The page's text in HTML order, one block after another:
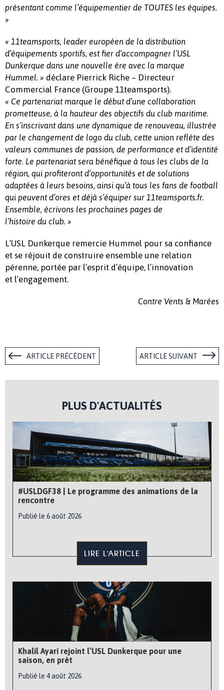
présentant comme l’équipementier de TOUTES les équipes.
»
« 11teamsports, leader européen de la distribution
d’équipements sportifs, est fier d’accompagner l’USL
Dunkerque dans une nouvelle ère avec la marque
Hummel. » déclare Pierrick Riche – Directeur
Commercial France (Groupe 11teamsports).
« Ce partenariat marque le début d’une collaboration
prometteuse, à la hauteur des objectifs du club maritime.
En s’inscrivant dans une dynamique de renouveau, illustrée
par le changement de logo du club, cette union reflète des
valeurs communes de passion, de performance et d’identité
forte. Le partenariat sera bénéfique à tous les clubs de la
région, qui profiteront d’opportunités et de solutions
adaptées à leurs besoins, ainsi qu’à tous les fans de football
qui peuvent d’ores et déjà s’équiper sur 11teamsports.fr.
Ensemble, écrivons les prochaines pages de
l’histoire du club. »
L’USL Dunkerque remercie Hummel pour sa confiance
et se réjouit de construire ensemble une relation
pérenne, portée par l’esprit d’équipe, l’innovation
et l’engagement.
Contre Vents & Marées
ARTICLE PRÉCÉDENT ARTICLE SUIVANT
PLUS D'ACTUALITÉS
#USLDGF38 | Le programme des animations de la
rencontre
Publié le 6 août 2026
LIRE L'ARTICLE
Khalil Ayari rejoint l’USL Dunkerque pour une
saison, en prêt
Publié le 4 août 2026